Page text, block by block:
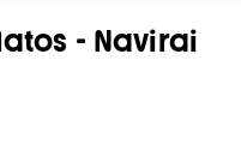
- Navirai